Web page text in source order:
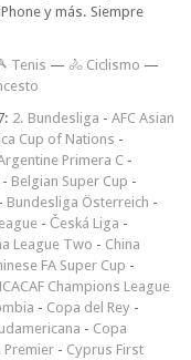
y más. Siempre
Tenis — 🚴 Ciclismo —
2. Bundesliga - AFC Asian
Cup of Nations -
Primera C -
- Belgian Super Cup -
- Bundesliga Österreich -
- Česká Liga -
League Two - China
FA Super Cup -
Champions League
- Copa del Rey -
- Copa
Premier - Cyprus First